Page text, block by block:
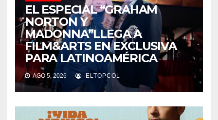
EL ESPECIAL “GRAHAM
NORTON Y
MADONNA”LLEGA A
FILM&ARTS EN EXCLUSIVA
PARA LATINOAMÉRICA
AGO 5, 2026 ELTOPCOL